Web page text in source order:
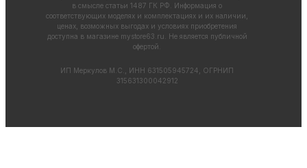
в смысле статьи 1487 ГК РФ. Информация о
соответствующих моделях и комплектациях и их наличии,
ценах, возможных выгодах и условиях приобретения
доступна в магазине mystore63.ru . Не является публичной
офертой.
ИП Меркулов М.С., ИНН 631505945724, ОГРНИП
315631300042912